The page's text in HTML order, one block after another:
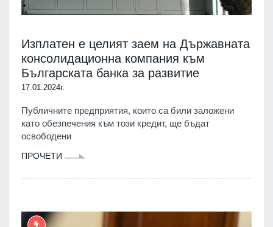
Изплатен е целият заем на Държавната
консолидационна компания към
Българската банка за развитие
17.01.2024г.
Публичните предприятия, които са били заложени
като обезпечения към този кредит, ще бъдат
освободени
ПРОЧЕТИ